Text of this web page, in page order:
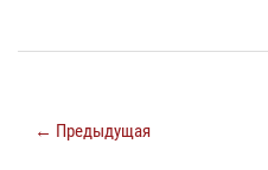
← Предыдущая